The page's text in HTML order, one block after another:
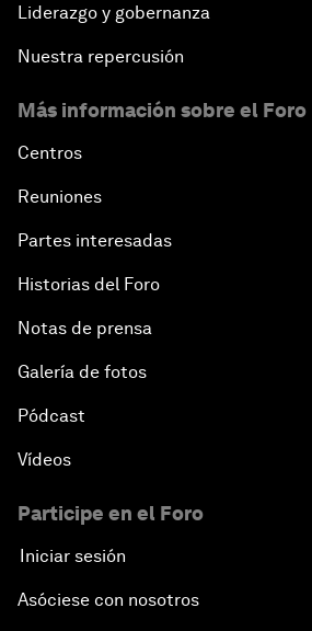
Liderazgo y gobernanza
Nuestra repercusión
Más información sobre el Foro
Centros
Reuniones
Partes interesadas
Historias del Foro
Notas de prensa
Galería de fotos
Pódcast
Vídeos
Participe en el Foro
Iniciar sesión
Asóciese con nosotros